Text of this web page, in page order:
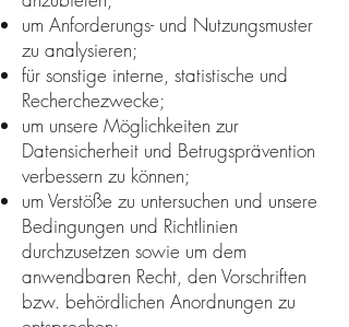
um Anforderungs- und Nutzungsmuster
zu analysieren;
für sonstige interne, statistische und
Recherchezwecke;
um unsere Möglichkeiten zur
Datensicherheit und Betrugsprävention
verbessern zu können;
um Verstöße zu untersuchen und unsere
Bedingungen und Richtlinien
durchzusetzen sowie um dem
anwendbaren Recht, den Vorschriften
bzw. behördlichen Anordnungen zu